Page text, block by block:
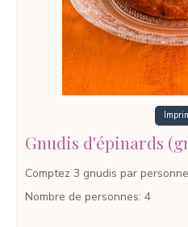
Gnudis d'épinards
Comptez 3 gnudis par
Nombre de personnes: 4